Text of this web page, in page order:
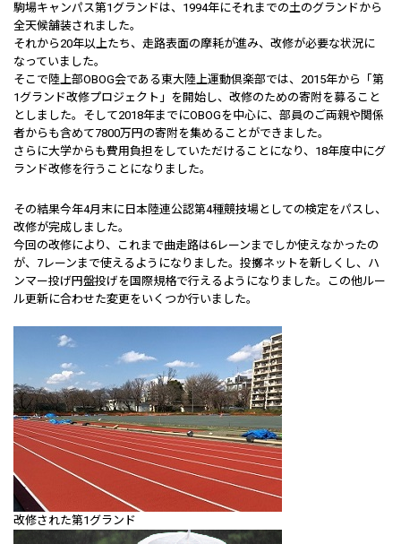
駒場キャンパス第1グランドは、1994年にそれまでの土のグランドから
全天候舗装されました。
それから20年以上たち、走路表面の摩耗が進み、改修が必要な状況に
なっていました。
そこで陸上部OBOG会である東大陸上運動倶楽部では、2015年から「第
1グランド改修プロジェクト」を開始し、改修のための寄附を募ること
としました。そして2018年までにOBOGを中心に、部員のご両親や関係
者からも含めて7800万円の寄附を集めることができました。
さらに大学からも費用負担をしていただけることになり、18年度中にグ
ランド改修を行うことになりました。
その結果今年4月末に日本陸連公認第4種競技場としての検定をパスし、
改修が完成しました。
今回の改修により、これまで曲走路は6レーンまでしか使えなかったの
が、7レーンまで使えるようになりました。投擲ネットを新しくし、ハ
ンマー投げ円盤投げを国際規格で行えるようになりました。この他ルー
ル更新に合わせた変更をいくつか行いました。
改修された第1グランド